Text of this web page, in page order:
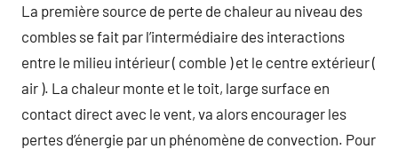
La première source de perte de chaleur au niveau des
combles se fait par l’intermédiaire des interactions
entre le milieu intérieur ( comble ) et le centre extérieur (
air ). La chaleur monte et le toit, large surface en
contact direct avec le vent, va alors encourager les
pertes d’énergie par un phénomène de convection. Pour